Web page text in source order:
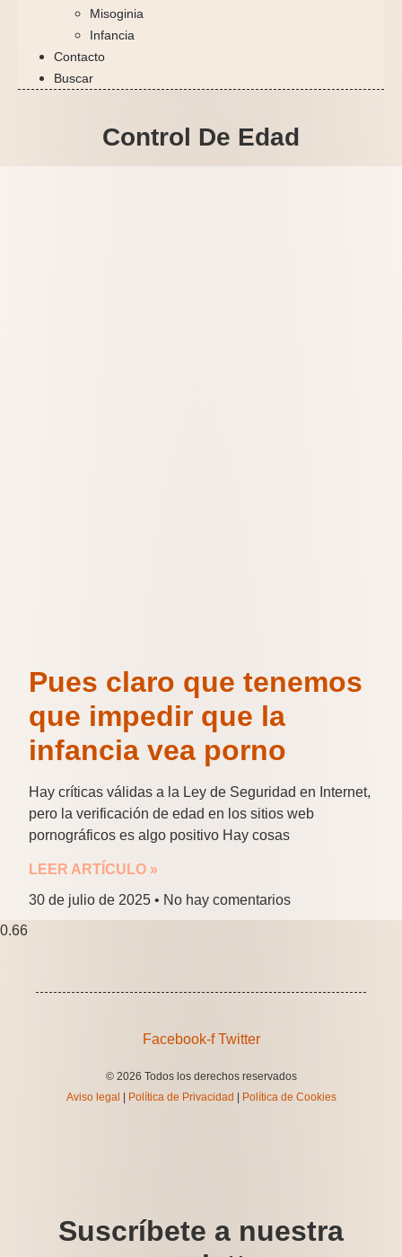
Misoginia
Infancia
Contacto
Buscar
Control De Edad
Pues claro que tenemos
que impedir que la
infancia vea porno
Hay críticas válidas a la Ley de Seguridad en Internet,
pero la verificación de edad en los sitios web
pornográficos es algo positivo Hay cosas
LEER ARTÍCULO »
30 de julio de 2025
No hay comentarios
Facebook-f Twitter
© 2026 Todos los derechos reservados
Aviso legal
Política de Privacidad Política de Cookies
Suscríbete a nuestra